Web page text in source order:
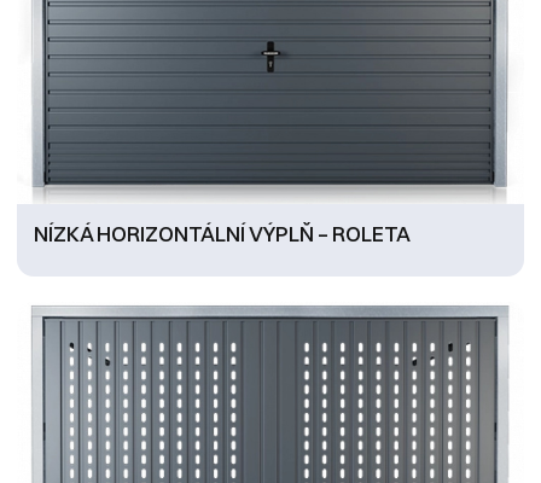
NÍZKÁ HORIZONTÁLNÍ VÝPLŇ – ROLETA